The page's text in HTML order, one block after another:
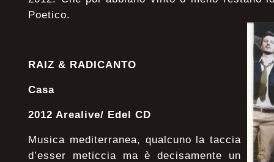
Poetico.
RAIZ & RADICANTO
Casa
2012 Arealive/ Edel CD
Musica mediterranea, qualcuno la taccia
d’esser meticcia ma è decisamente un